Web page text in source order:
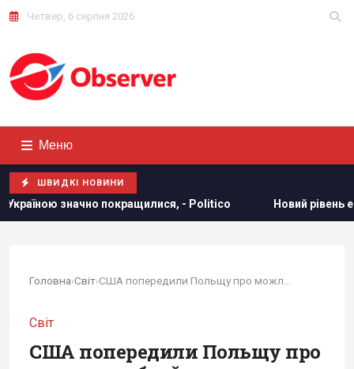
Четвер, 6 серпня 2026
Меню
ШВИДКІ НОВИНИ
- Politico Новий рівень ескалації: The Guardian про
Головна›Світ›
Світ
США попередили Польщу про